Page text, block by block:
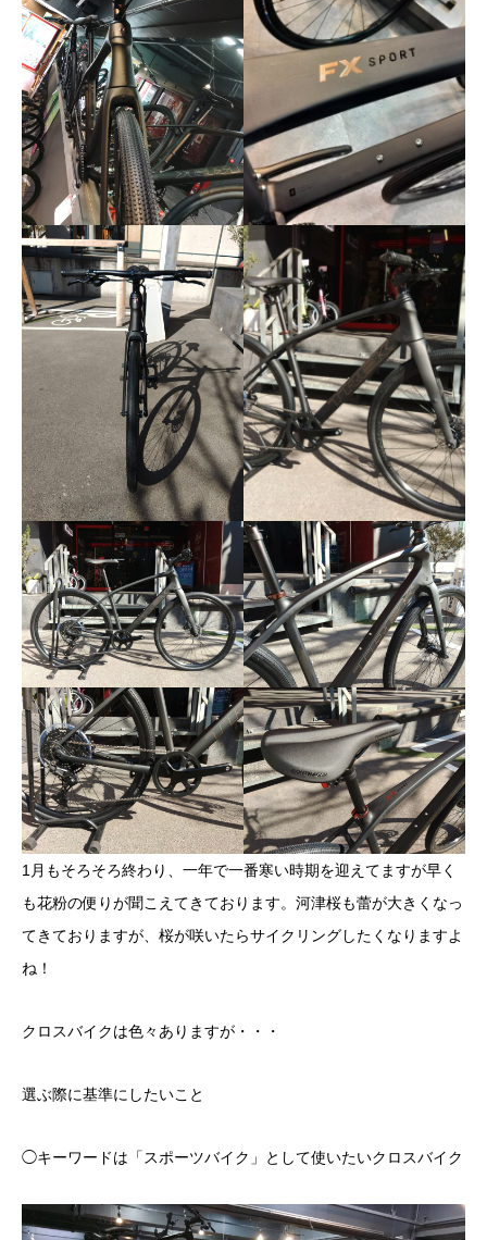
1月もそろそろ終わり、一年で一番寒い時期を迎えてますが早く
も花粉の便りが聞こえてきております。河津桜も蕾が大きくなっ
てきておりますが、桜が咲いたらサイクリングしたくなりますよ
ね！
クロスバイクは色々ありますが・・・
選ぶ際に基準にしたいこと
◯キーワードは「スポーツバイク」として使いたいクロスバイク